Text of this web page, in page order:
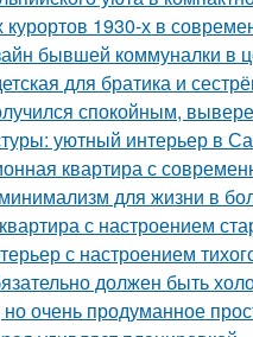
курортов 1930-х в
бывшей коммуналки в
для братика и
спокойным,
уютный интерьер в
квартира с
для жизни в
с настроением
с настроением
должен быть
очень продуманное